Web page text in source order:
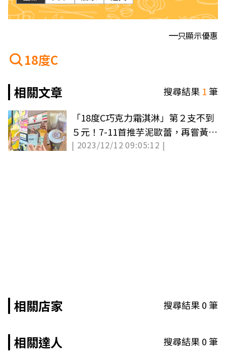
只顯示優惠
18度C
相關文章
搜尋結果 1筆
「18度C巧克力霜淇淋」第２支不到
５元！7-11首推芋泥歐蕾，再嘗黃檸
檬思樂冰
| 2023/12/12 09:05:12 |
相關店家 搜尋結果0筆
相關達人 搜尋結果0筆